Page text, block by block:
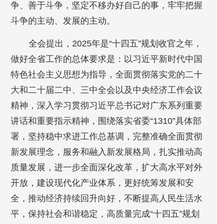
争、善于斗争，坚定不移办好自己的事，牢牢把握
斗争的主动、发展的主动。
全会提出，2025年是“十四五”规划收官之年，
做好全省工作的总体要求是：以习近平新时代中国
特色社会主义思想为指导，全面贯彻落实党的二十
大和二十届二中、三中全会以及中央经济工作会议
精神，深入学习贯彻习近平总书记对广东系列重要
讲话和重要指示精神，围绕落实省委“1310”具体部
署，坚持稳中求进工作总基调，完整准确全面贯彻
新发展理念，服务和融入新发展格局，扎实推动高
质量发展，进一步全面深化改革，扩大高水平对外
开放，建设现代化产业体系，更好统筹发展和安
全，推动经济持续回升向好，不断提高人民生活水
平，保持社会和谐稳定，高质量完成“十四五”规划